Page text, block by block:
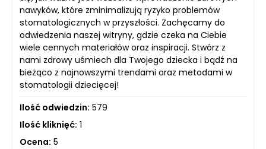
nawyków, które zminimalizują ryzyko problemów
stomatologicznych w przyszłości. Zachęcamy do
odwiedzenia naszej witryny, gdzie czeka na Ciebie
wiele cennych materiałów oraz inspiracji. Stwórz z
nami zdrowy uśmiech dla Twojego dziecka i bądź na
bieżąco z najnowszymi trendami oraz metodami w
stomatologii dziecięcej!
Ilość odwiedzin: 579
Ilość kliknięć: 1
Ocena: 5